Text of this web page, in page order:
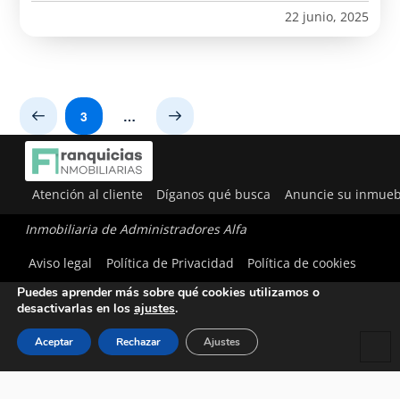
22 junio, 2025
Prev 3 … Next
Atención al cliente Díganos qué busca Anuncie su
Inmobiliaria de Administradores Alfa
Aviso legal
Política de Privacidad Política de cookies
Utilizamos cookies para ofrecerte la mejor experiencia en
nuestra web.
Puedes aprender más sobre qué cookies utilizamos o
desactivarlas en los ajustes.
Aceptar Rechazar Ajustes